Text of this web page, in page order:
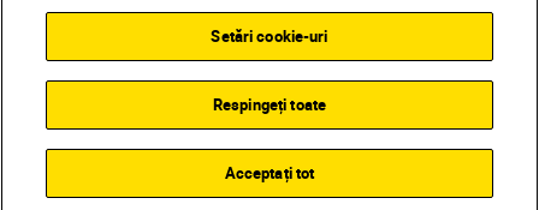
Termeni de utilizare
Notificare privind modulele cookie
Setări cookie-uri
Respingeți toate
Acceptați tot